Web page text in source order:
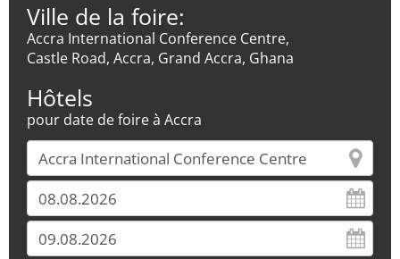
Ville de la foire:
Accra International Conference Centre,
Castle Road, Accra, Grand Accra, Ghana
Hôtels
pour date de foire à Accra